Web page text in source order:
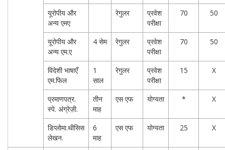
यूरोपीय और
अन्य एमए
रेगुलर
प्रवेश
परीक्षा
70 50
यूरोपीय और
अन्य एम.ए
4 सेम रेगुलर
प्रवेश
परीक्षा
70 50
विदेशी भाषाएँ
एम.फिल
1
साल
रेगुलर
प्रवेश
परीक्षा
15 X
प्रमाणपत्र.
स्पे. अंग्रेज़ी.
तीन
माह
एस एफ योग्यता * X
डिप्लोमा.थीसिस
लेखन.
6
माह
एस एफ योग्यता 25 X